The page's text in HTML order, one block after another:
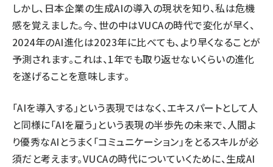
しかし、日本企業の生成AIの導入の現状を知り、私は危機
感を覚えました。今、世の中はVUCAの時代で変化が早く、
2024年のAI進化は2023年に比べても、より早くなることが
予測されます。これは、1年でも取り返せないくらいの進化
を遂げることを意味します。
「AIを導入する」という表現ではなく、エキスパートとして人
と同様に「AIを雇う」という表現の半歩先の未来で、人間よ
り優秀なAIとうまく「コミュニケーション」をとるスキルが必
須だと考えます。VUCAの時代についていくために、生成AI